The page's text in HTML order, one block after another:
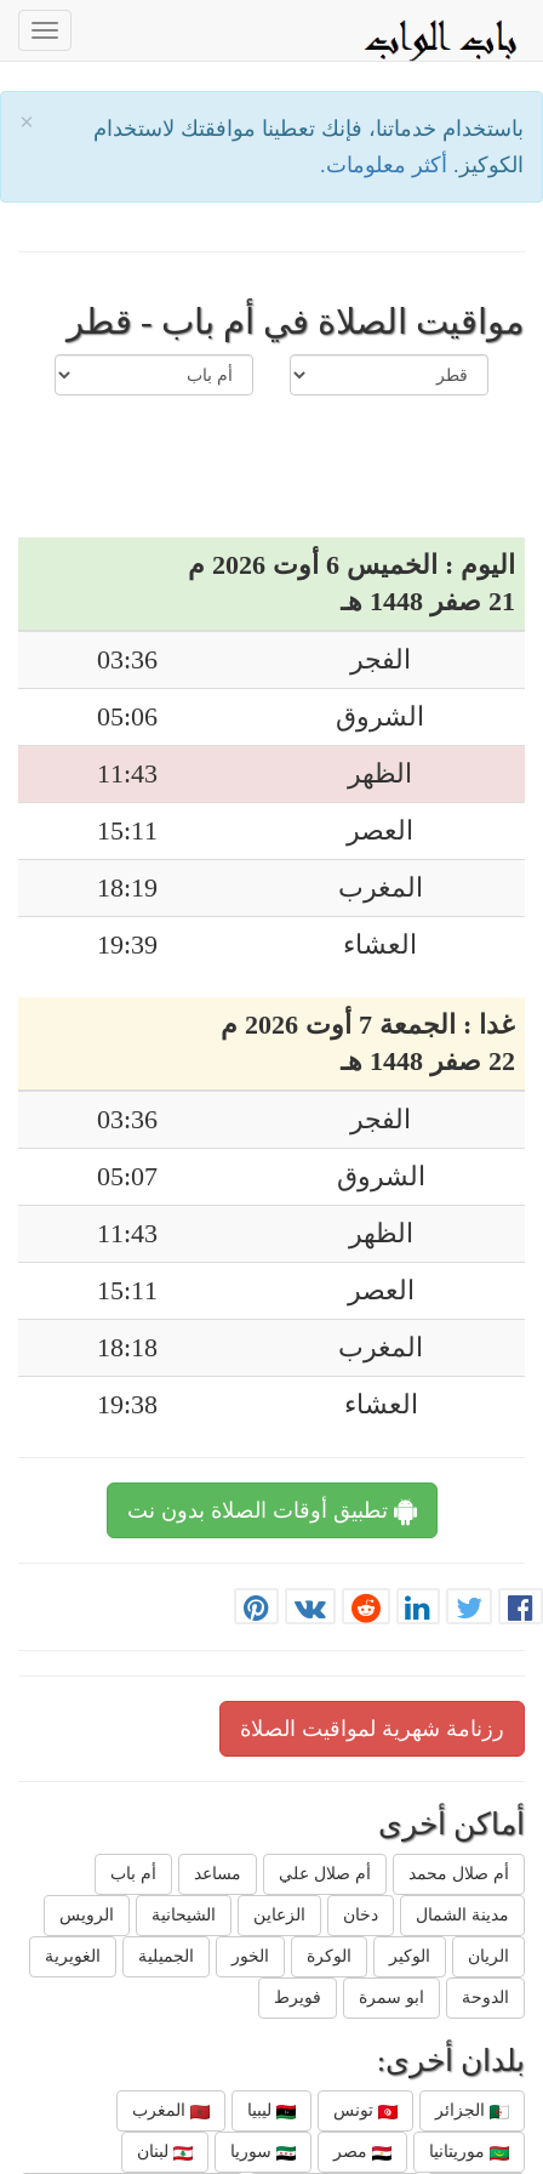
×
باستخدام خدماتنا، فإنك تعطينا موافقتك لاستخدام
الكوكيز. أكثر معلومات.
مواقيت الصلاة في أم باب - قطر
اليوم : الخميس 6 أوت 2026 م
21 صفر 1448 هـ
الفجر
03:36
الشروق
05:06
الظهر
11:43
العصر
15:11
المغرب
18:19
العشاء
19:39
غدا : الجمعة 7 أوت 2026 م
22 صفر 1448 هـ
الفجر
03:36
الشروق
05:07
الظهر
11:43
العصر
15:11
المغرب
18:18
العشاء
19:38
تطبيق أوقات الصلاة بدون نت
رزنامة شهرية لمواقيت الصلاة
أماكن أخرى
أم صلال محمد أم صلال علي مساعد أم باب
مدينة الشمال دخان الزعاين الشيحانية الرويس
الريان الوكير الوكرة الخور الجميلية الغويرية
الدوحة ابو سمرة فويرط
بلدان أخرى:
الجزائر تونس ليبيا المغرب
موريتانيا مصر سوريا لبنان